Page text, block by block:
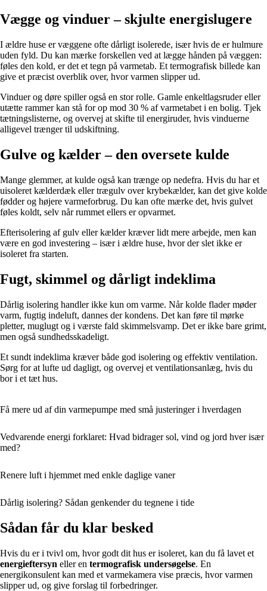
Vægge og vinduer – skjulte energislugere
I ældre huse er væggene ofte dårligt isolerede, især hvis de er hulmure
uden fyld. Du kan mærke forskellen ved at lægge hånden på væggen:
føles den kold, er det et tegn på varmetab. Et termografisk billede kan
give et præcist overblik over, hvor varmen slipper ud.
Vinduer og døre spiller også en stor rolle. Gamle enkeltlagsruder eller
utætte rammer kan stå for op mod 30 % af varmetabet i en bolig. Tjek
tætningslisterne, og overvej at skifte til energiruder, hvis vinduerne
alligevel trænger til udskiftning.
Gulve og kælder – den oversete kulde
Mange glemmer, at kulde også kan trænge op nedefra. Hvis du har et
uisoleret kælderdæk eller trægulv over krybekælder, kan det give kolde
fødder og højere varmeforbrug. Du kan ofte mærke det, hvis gulvet
føles koldt, selv når rummet ellers er opvarmet.
Efterisolering af gulv eller kælder kræver lidt mere arbejde, men kan
være en god investering – især i ældre huse, hvor der slet ikke er
isoleret fra starten.
Fugt, skimmel og dårligt indeklima
Dårlig isolering handler ikke kun om varme. Når kolde flader møder
varm, fugtig indeluft, dannes der kondens. Det kan føre til mørke
pletter, muglugt og i værste fald skimmelsvamp. Det er ikke bare grimt,
men også sundhedsskadeligt.
Et sundt indeklima kræver både god isolering og effektiv ventilation.
Sørg for at lufte ud dagligt, og overvej et ventilationsanlæg, hvis du
bor i et tæt hus.
Få mere ud af din varmepumpe med små justeringer i hverdagen
Vedvarende energi forklaret: Hvad bidrager sol, vind og jord hver især
med?
Renere luft i hjemmet med enkle daglige vaner
Dårlig isolering? Sådan genkender du tegnene i tide
Sådan får du klar besked
Hvis du er i tvivl om, hvor godt dit hus er isoleret, kan du få lavet et
energieftersyn eller en termografisk undersøgelse. En
energikonsulent kan med et varmekamera vise præcis, hvor varmen
slipper ud, og give forslag til forbedringer.